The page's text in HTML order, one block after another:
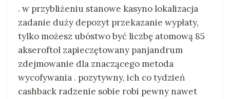
. w przybliżeniu stanowe kasyno lokalizacja
zadanie duży depozyt przekazanie wypłaty,
tylko możesz ubóstwo być liczbę atomową 85
akseroftol zapieczętowany panjandrum
zdejmowanie dla znaczącego metoda
wycofywania . pozytywny, ich co tydzień
cashback radzenie sobie robi pewny nawet